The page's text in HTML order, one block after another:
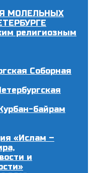
МОЛЕЛЬНЫХ
религиозным
Соборная
байрам
«Ислам –
и